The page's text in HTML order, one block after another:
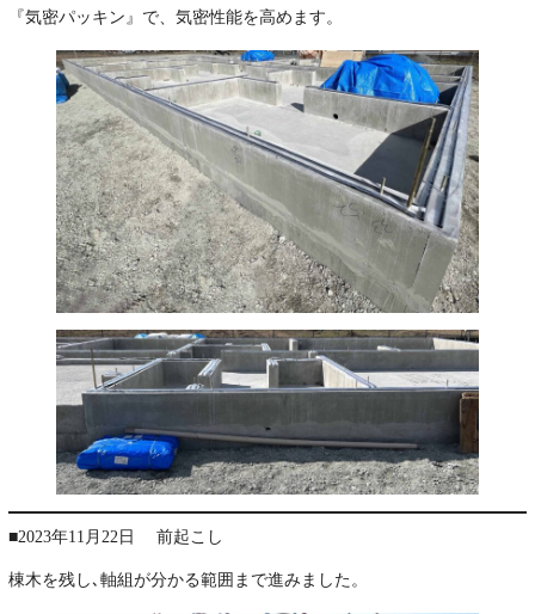
『気密パッキン』で、気密性能を高めます。
■2023年11月22日 前起こし
棟木を残し､軸組が分かる範囲まで進みました。